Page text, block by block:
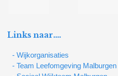
Links naar….
- Wijkorganisaties
- Team Leefomgeving Malburgen